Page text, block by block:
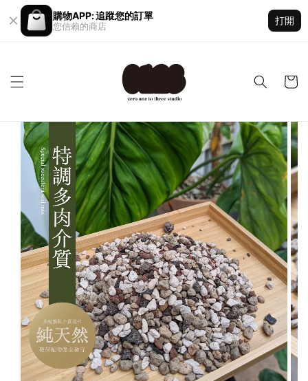
購物APP: 追蹤您的訂單
您信賴的商店
打開